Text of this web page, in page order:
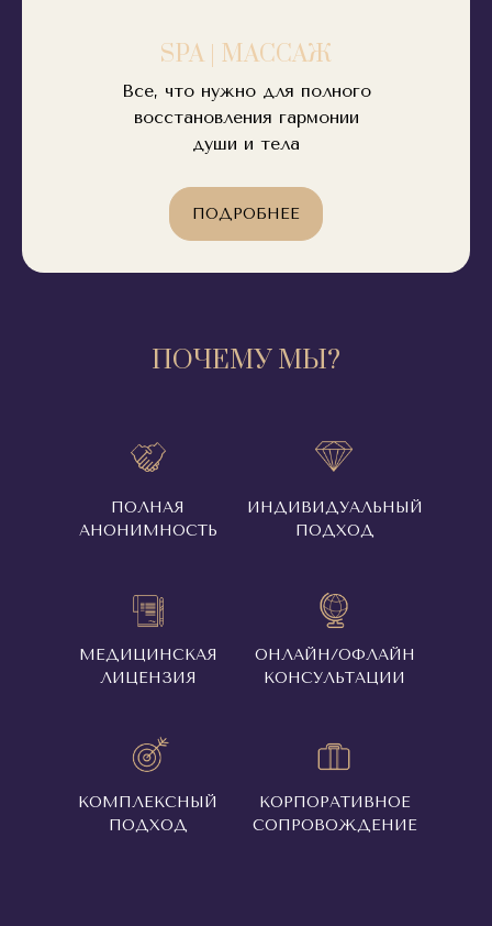
SPA | МАССАЖ
Все, что нужно для полного
восстановления гармонии
души и тела
ПОДРОБНЕЕ
ПОЧЕМУ МЫ?
ОНЛАЙН/ОФЛАЙН
КОНСУЛЬТАЦИИ
КОРПОРАТИВНОЕ
СОПРОВОЖДЕНИЕ
ПОЛНАЯ
АНОНИМНОСТЬ
ИНДИВИДУАЛЬНЫЙ
ПОДХОД
КОМПЛЕКСНЫЙ
ПОДХОД
МЕДИЦИНСКАЯ
ЛИЦЕНЗИЯ